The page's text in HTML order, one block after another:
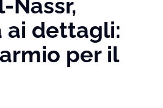
Nassr,
dettagli:
per il